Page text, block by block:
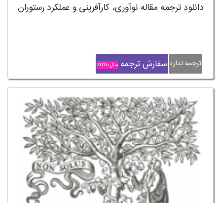
دانلود ترجمه مقاله نوآوری، کارآفرینی و عملکرد رستوران
ترجمه ندارد سفارش ترجمه سال 2016